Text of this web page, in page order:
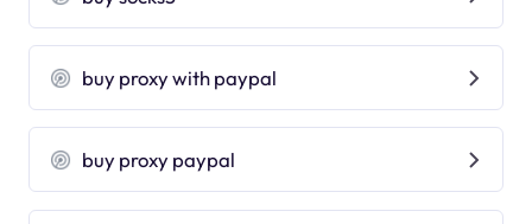
buy proxy with paypal
buy proxy paypal